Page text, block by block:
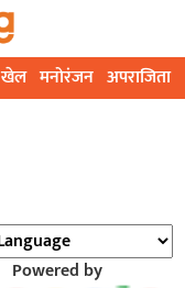
खेल मनोरंजन अपराजिता
Powered by